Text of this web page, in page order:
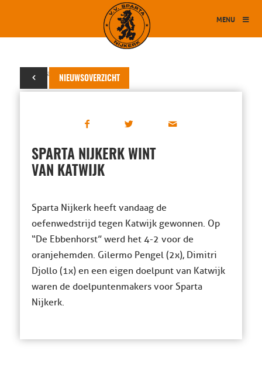
MENU
NIEUWSOVERZICHT
10 januari 2015
SPARTA NIJKERK WINT
VAN KATWIJK
Sparta Nijkerk heeft vandaag de
oefenwedstrijd tegen Katwijk gewonnen. Op
“De Ebbenhorst” werd het 4-2 voor de
oranjehemden. Gilermo Pengel (2x), Dimitri
Djollo (1x) en een eigen doelpunt van Katwijk
waren de doelpuntenmakers voor Sparta
Nijkerk.